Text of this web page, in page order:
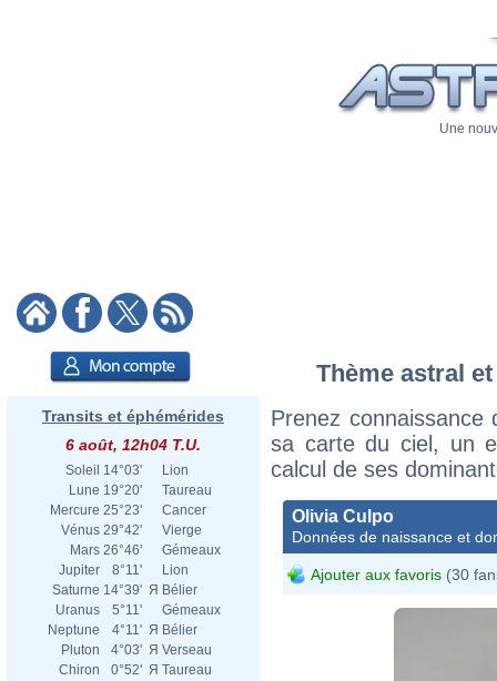
Une
Transits et éphémérides
6 août, 12h04 T.U.
Soleil 14°03'
Lion
Lune 19°20'
Taureau
Mercure 25°23'
Cancer
Vénus 29°42'
Vierge
Mars 26°46'
Gémeaux
Jupiter
8°11'
Lion
Saturne 14°39' Я Bélier
Uranus
5°11'
Gémeaux
Neptune
4°11' Я Bélier
Pluton
4°03' Я Verseau
Chiron
0°52' Я Taureau
Thème astral
Prenez
sa carte du ciel, un
calcul de ses
Olivia Culpo
Données de naissance et
Ajouter aux favoris (30